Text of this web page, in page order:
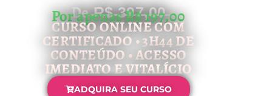
De ̶R̶$̶ ̶3̶9̶7̶,̶0̶0̶
Por apenas R$ 197,00
CURSO ONLINE COM
CERTIFICADO • 3H44 DE
CONTEÚDO • ACESSO
IMEDIATO E VITALÍCIO
ADQUIRA SEU CURSO